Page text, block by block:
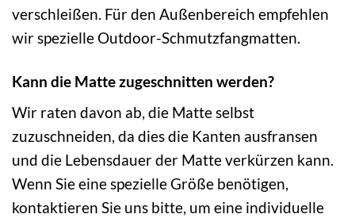
verschleißen. Für den Außenbereich empfehlen
wir spezielle Outdoor-Schmutzfangmatten.
Kann die Matte zugeschnitten werden?
Wir raten davon ab, die Matte selbst
zuzuschneiden, da dies die Kanten ausfransen
und die Lebensdauer der Matte verkürzen kann.
Wenn Sie eine spezielle Größe benötigen,
kontaktieren Sie uns bitte, um eine individuelle